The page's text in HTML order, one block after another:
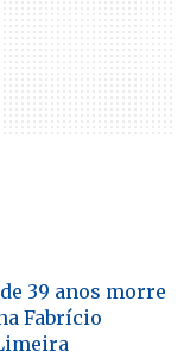
39 anos morre
Fabrício